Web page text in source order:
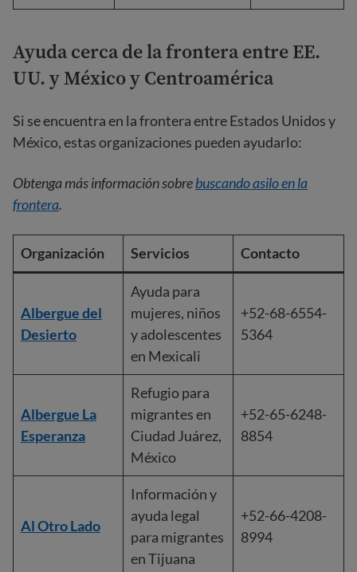
Ayuda cerca de la frontera entre EE.
UU. y Méxicoy Centroamérica
Si se encuentra en la frontera entre Estados Unidos y
México, estas organizaciones pueden ayudarlo:
Obtenga más información sobrebuscando asilo en la
frontera.
Organización Servicios Contacto
Albergue del
Desierto
Ayuda para
mujeres, niños
y adolescentes
en Mexicali
+52-68-6554-
5364
Albergue La
Esperanza
Refugio para
migrantes en
Ciudad Juárez,
México
+52-65-6248-
8854
Al Otro Lado
Información y
ayuda legal
para migrantes
en Tijuana
+52-66-4208-
8994